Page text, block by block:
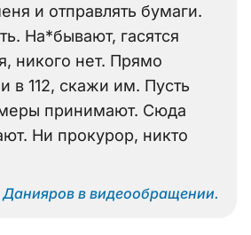
и отправлять бумаги.
На*бывают, гасятся
никого нет. Прямо
в 112, скажи им. Пусть
принимают. Сюда
Ни прокурор, никто
Данияров в видеообращении.